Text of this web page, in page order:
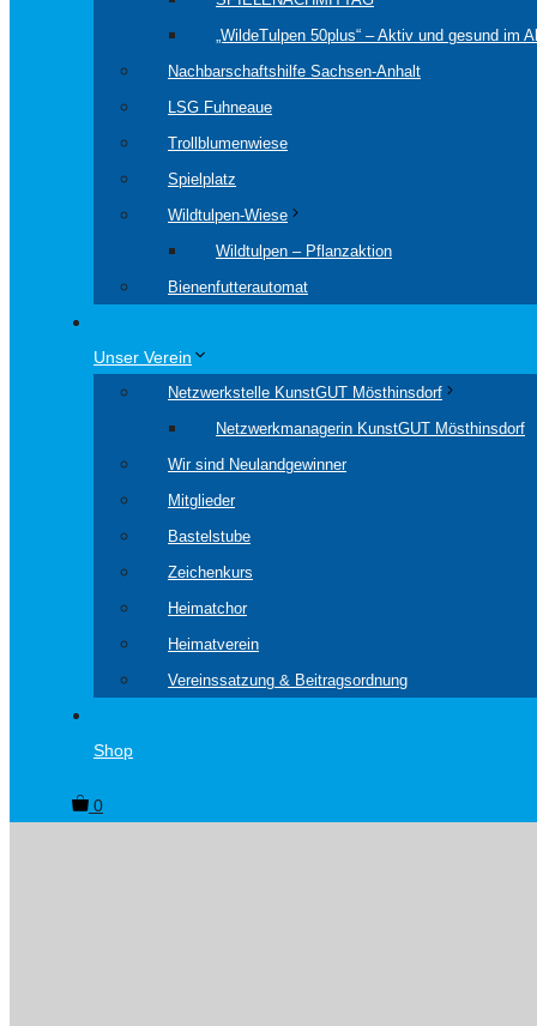
„WildeTulpen 50plus“ – Aktiv und gesund im
Nachbarschaftshilfe Sachsen-Anhalt
LSG Fuhneaue
Trollblumenwiese
Spielplatz
Wildtulpen-Wiese
Wildtulpen – Pflanzaktion
Bienenfutterautomat
Unser Verein
Netzwerkstelle KunstGUT Mösthinsdorf
Netzwerkmanagerin KunstGUT Mösthinsdorf
Wir sind Neulandgewinner
Mitglieder
Bastelstube
Zeichenkurs
Heimatchor
Heimatverein
Vereinssatzung & Beitragsordnung
Shop
0